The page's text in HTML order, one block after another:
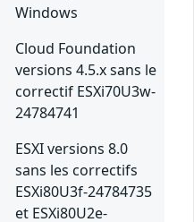
Windows
Cloud Foundation
versions 4.5.x sans le
correctif ESXi70U3w-
24784741
ESXI versions 8.0
sans les correctifs
ESXi80U3f-24784735
et ESXi80U2e-